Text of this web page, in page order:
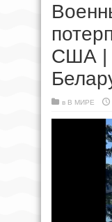
США |
в В МИРЕ